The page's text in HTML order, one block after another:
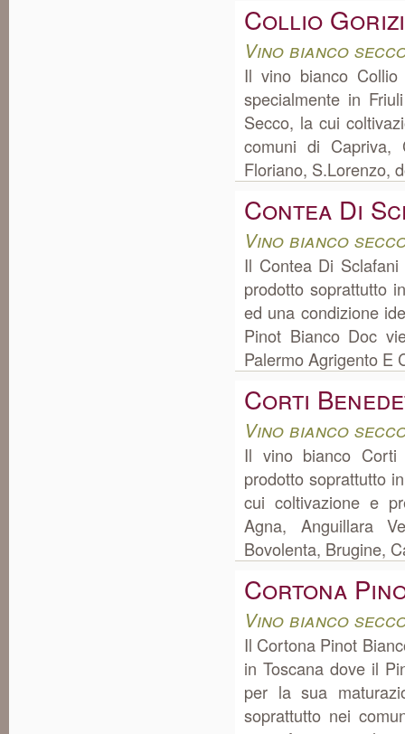
Collio
Vino bianco
Il vino bianco
specialmente in
Secco, la cui
comuni di Capriva,
Floriano, S.Lorenzo,
Contea Di
Vino bianco
Il Contea Di
prodotto soprattutto
ed una condizione
Pinot Bianco Doc
Palermo Agrigento E
Corti
Vino bianco
Il vino bianco Corti
prodotto soprattutto
cui coltivazione e
Agna, Anguillara
Bovolenta, Brugine,
Cortona
Vino bianco
Il Cortona Pinot
in Toscana dove il
per la sua
soprattutto nei